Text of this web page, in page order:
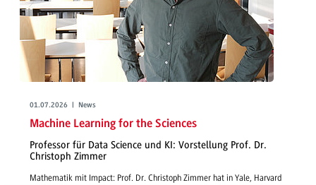
01.07.2026 | News
Machine Learning for the Sciences
Professor für Data Science und KI: Vorstellung Prof. Dr.
Christoph Zimmer
Mathematik mit Impact: Prof. Dr. Christoph Zimmer hat in Yale, Harvard